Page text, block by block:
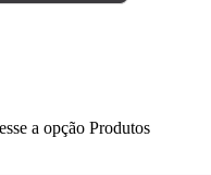
a opção Produtos